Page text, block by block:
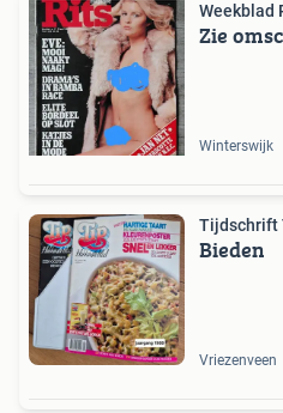
Weekblad
Zie
Winterswijk
Tijdschrift
Bieden
Vriezenveen